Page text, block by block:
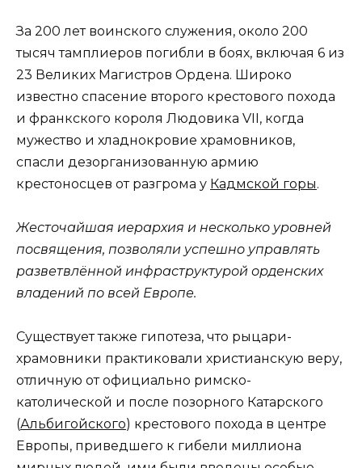
За 200 лет воинского служения, около 200
тысяч тамплиеров погибли в боях, включая 6 из
23 Великих Магистров Ордена. Широко
известно спасение второго крестового похода
и франкского короля Людовика VII, когда
мужество и хладнокровие храмовников,
спасли дезорганизованную армию
крестоносцев от разгрома у Кадмской горы.
Жесточайшая иерархия и несколько уровней
посвящения, позволяли успешно управлять
разветвлённой инфраструктурой орденских
владений по всей Европе.
Существует также гипотеза, что рыцари-
храмовники практиковали христианскую веру,
отличную от официально римско-
католической и после позорного Катарского
(Альбигойского) крестового похода в центре
Европы, приведшего к гибели миллиона